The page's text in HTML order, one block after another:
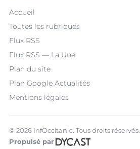
Accueil
Toutes les rubriques
Flux RSS
Flux RSS — La Une
Plan du site
Plan Google Actualités
Mentions légales
© 2026 InfOccitanie. Tous droits réservés.
Propulsé par